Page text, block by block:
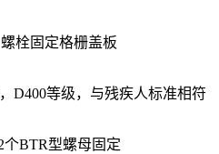
栓固定格栅盖板
D400等级，与残疾人标准相符
个BTR型螺母固定